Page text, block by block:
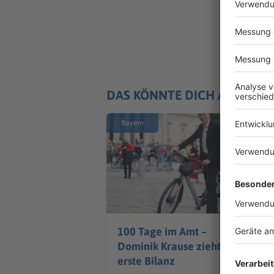
DAS KÖNNTE DICH AUCH
Bayern
100 Tage im Amt –
Dominik Krause zieht
erste Bilanz